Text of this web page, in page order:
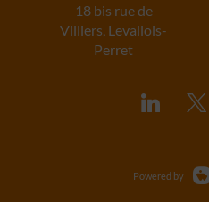
18 bis rue de
Villiers, Levallois-
Perret
Powered by